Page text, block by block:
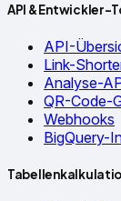
API & Entwickler-
API-
Link-
Analyse-
QR-Code-
Webhooks
BigQuery-